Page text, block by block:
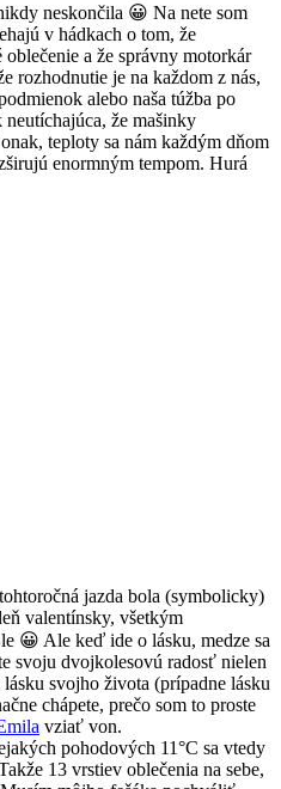
neskončila 😀 Na nete som
v hádkach o tom, že
a že správny motorkár
rozhodnutie je na každom z nás,
alebo naša túžba po
že mašinky
teploty sa nám každým dňom
enormným tempom. Hurá
jazda bola (symbolicky)
valentínsky, všetkým
😀 Ale keď ide o lásku, medze sa
svoju dvojkolesovú radosť nielen
svojho života (prípadne lásku
chápete, prečo som to proste
vziať von.
pohodových 11°C sa vtedy
13 vrstiev oblečenia na sebe,